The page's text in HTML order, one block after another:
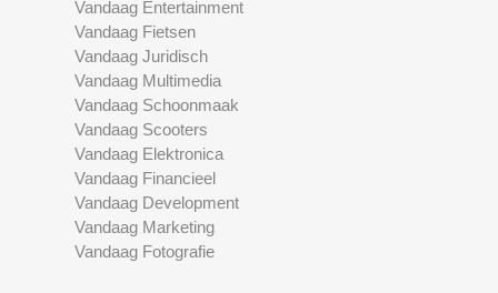
Vandaag Entertainment
Vandaag Fietsen
Vandaag Juridisch
Vandaag Multimedia
Vandaag Schoonmaak
Vandaag Scooters
Vandaag Elektronica
Vandaag Financieel
Vandaag Development
Vandaag Marketing
Vandaag Fotografie